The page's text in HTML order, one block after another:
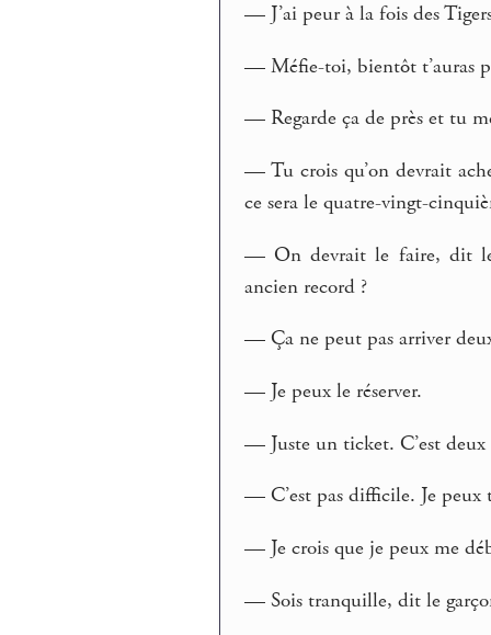
— J’ai peur à la fois des
— Méfie-toi, bientôt t’auras
— Regarde ça de près et tu
— Tu crois qu’on devrait
ce sera le quatre-vingt-
— On devrait le faire, dit le
ancien record ?
— Ça ne peut pas arriver
— Je peux le réserver.
— Juste un ticket. C’est
— C’est pas difficile. Je
— Je crois que je peux me
— Sois tranquille, dit le